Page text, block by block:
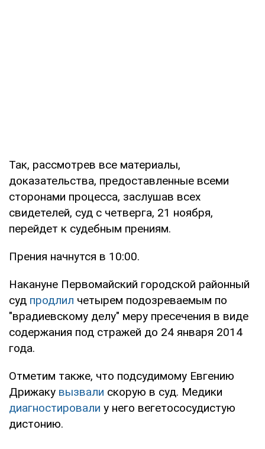
Так, рассмотрев все материалы,
доказательства, предоставленные всеми
сторонами процесса, заслушав всех
свидетелей, суд с четверга, 21 ноября,
перейдет к судебным прениям.
Прения начнутся в 10:00.
Накануне Первомайский городской районный
суд продлил четырем подозреваемым по
"врадиевскому делу" меру пресечения в виде
содержания под стражей до 24 января 2014
года.
Отметим также, что подсудимому Евгению
Дрижаку вызвали скорую в суд. Медики
диагностировали у него вегетососудистую
дистонию.